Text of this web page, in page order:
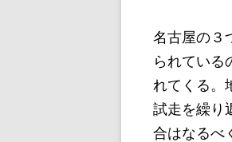
名古屋の３
られている
れてくる。
試走を繰り
合はなるべ